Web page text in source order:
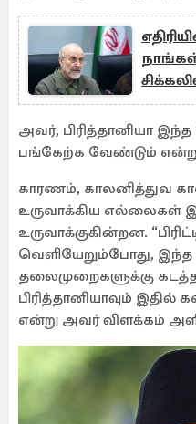
அவர், பிரித்தானியா
பங்கேற்க வேண்டும்
காரணம், காலனித்துவ
உருவாக்கிய எல்லைகள்
உருவாக்குகின்றன.
வெளியேறும்போது, இந்த
தலைமுறைகளுக்கு
பிரித்தானியாவும்
என்று அவர் விளக்கம்